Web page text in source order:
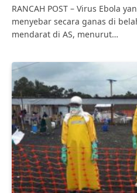
RANCAH POST – Virus Ebola
menyebar secara ganas di
mendarat di AS, menurut…